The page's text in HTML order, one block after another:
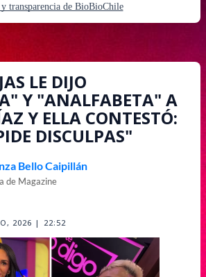
transparencia de BioBioChile
LE DIJO
Y "ANALFABETA" A
Y ELLA CONTESTÓ:
DISCULPAS"
Bello Caipillán
de Magazine
2026 | 22:52